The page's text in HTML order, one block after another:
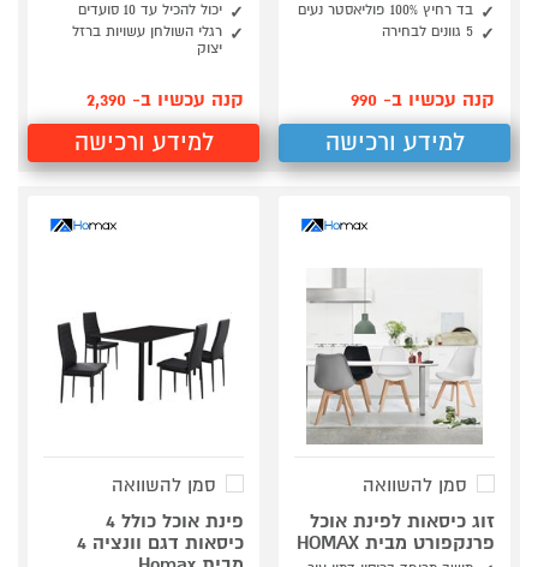
בד רחיץ 100% פוליאסטר נעים
5 גוונים לבחירה
קנה עכשיו ב- 990
למידע ורכישה
יכול להכיל עד 10 סועדים
רגלי השולחן עשויות ברזל
יצוק
קנה עכשיו ב- 2,390
למידע ורכישה
סמן להשוואה
זוג כיסאות לפינת אוכל
פרנקפורט מבית HOMAX
סמן להשוואה
פינת אוכל כולל 4
כיסאות דגם וונציה 4